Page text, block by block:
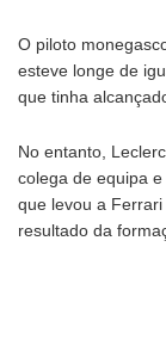
O piloto
esteve longe de
que tinha
No entanto,
colega de equipa
que levou a
resultado da